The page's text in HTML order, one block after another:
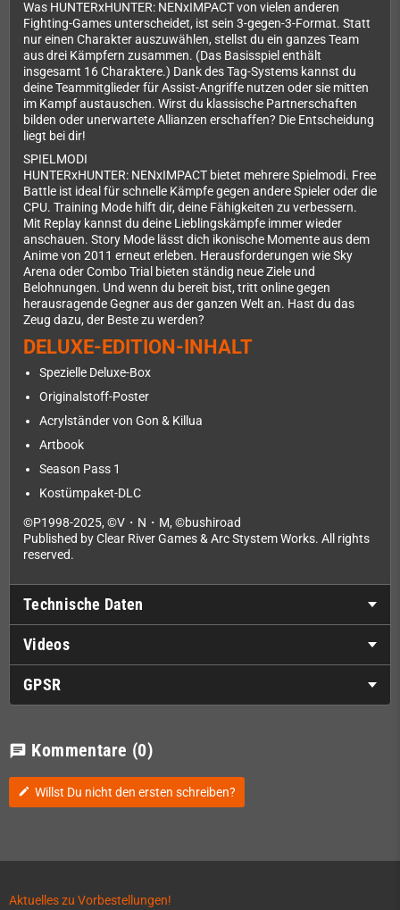
Was HUNTERxHUNTER: NENxIMPACT von vielen anderen
Fighting-Games unterscheidet, ist sein 3-gegen-3-Format. Statt
nur einen Charakter auszuwählen, stellst du ein ganzes Team
aus drei Kämpfern zusammen. (Das Basisspiel enthält
insgesamt 16 Charaktere.) Dank des Tag-Systems kannst du
deine Teammitglieder für Assist-Angriffe nutzen oder sie mitten
im Kampf austauschen. Wirst du klassische Partnerschaften
bilden oder unerwartete Allianzen erschaffen? Die Entscheidung
liegt bei dir!
SPIELMODI
HUNTERxHUNTER: NENxIMPACT bietet mehrere Spielmodi. Free
Battle ist ideal für schnelle Kämpfe gegen andere Spieler oder die
CPU. Training Mode hilft dir, deine Fähigkeiten zu verbessern.
Mit Replay kannst du deine Lieblingskämpfe immer wieder
anschauen. Story Mode lässt dich ikonische Momente aus dem
Anime von 2011 erneut erleben. Herausforderungen wie Sky
Arena oder Combo Trial bieten ständig neue Ziele und
Belohnungen. Und wenn du bereit bist, tritt online gegen
herausragende Gegner aus der ganzen Welt an. Hast du das
Zeug dazu, der Beste zu werden?
DELUXE-EDITION-INHALT
Spezielle Deluxe-Box
Originalstoff-Poster
Acrylständer von Gon & Killua
Artbook
Season Pass 1
Kostümpaket-DLC
©P1998-2025, ©V・N・M, ©bushiroad
Published by Clear River Games & Arc Stystem Works. All rights
reserved.
Technische Daten
Videos
GPSR
chat Kommentare (0)
edit Willst Du nicht den ersten schreiben?
Aktuelles zu Vorbestellungen!